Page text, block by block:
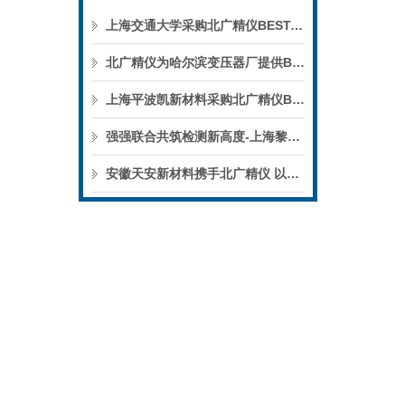
上海交通大学采购北广精仪BEST-300C四探针电阻测试仪
北广精仪为哈尔滨变压器厂提供BDJC-100KV电压击穿试验仪全流程上门培训纪实
上海平波凯新材料采购北广精仪BDJC-100KV电压击穿试验仪
强强联合共筑检测新高度-上海黎顿电子采购北广精仪BDJC-50KV电压击穿试验仪
安徽天安新材料携手北广精仪 以精密TOC检测赋能新材料产业绿色高质量发展